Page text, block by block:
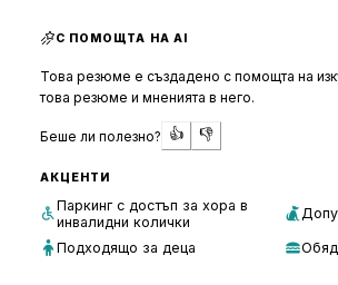
С ПОМОЩТА НА AI
Това резюме е създадено с помощта на
това резюме и мненията в него.
Беше ли полезно? 👍 👎
АКЦЕНТИ
Паркинг с достъп за хора в
инвалидни колички
Подходящо за деца Обяд